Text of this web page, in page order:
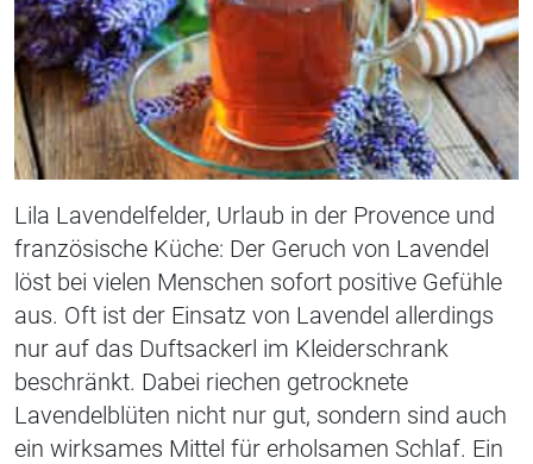
Lila Lavendelfelder, Urlaub in der Provence und
französische Küche: Der Geruch von Lavendel
löst bei vielen Menschen sofort positive Gefühle
aus. Oft ist der Einsatz von Lavendel allerdings
nur auf das Duftsackerl im Kleiderschrank
beschränkt. Dabei riechen getrocknete
Lavendelblüten nicht nur gut, sondern sind auch
ein wirksames Mittel für erholsamen Schlaf. Ein